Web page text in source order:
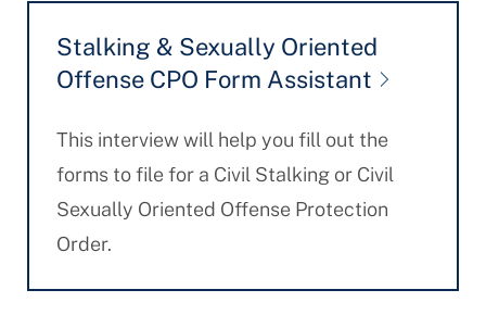
Stalking & Sexually Oriented
Offense CPO Form Assistant
This interview will help you fill out the
forms to file for a Civil Stalking or Civil
Sexually Oriented Offense Protection
Order.